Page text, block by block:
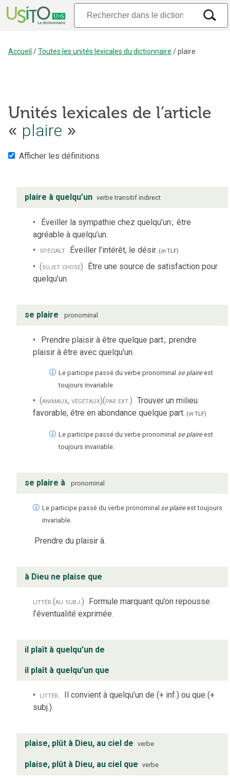
Accueil /Toutes les unités lexicales du dictionnaire /plaire
Unités lexicales de l’article
« plaire »
Afficher les définitions
plaire à quelqu’un verbe transitif indirect
Éveiller la sympathie chez quelqu’un; être
agréable à quelqu’un.
spécialt Éveiller l’intérêt, le désir. (inTLF)
(sujet chose) Être une source de satisfaction pour
quelqu’un.
se plaire pronominal
Prendre plaisir à être quelque part; prendre
plaisir à être avec quelqu’un.
Le participe passé du verbe pronominal se plaire est
toujours invariable.
(animaux, végétaux)(par ext.) Trouver un milieu
favorable, être en abondance quelque part. (inTLF)
Le participe passé du verbe pronominal se plaire est
toujours invariable.
se plaire à pronominal
Le participe passé du verbe pronominal se plaireest toujours
invariable.
Prendre du plaisir à.
à Dieu ne plaise que
littér.(au subj.) Formule marquant qu’on repousse
l’éventualité exprimée.
il plaît à quelqu’un de
il plaît à quelqu’un que
littér. Il convient à quelqu’un de (+ inf.) ou que (+
subj.).
plaise, plût à Dieu, au ciel de verbe
plaise, plût à Dieu, au ciel que verbe